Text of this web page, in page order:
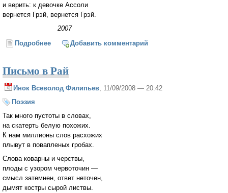
и верить: к девочке Ассоли
вернется Грэй, вернется Грэй.
2007
Подробнее о НесказкаДобавить комментарий
Письмо в Рай
Инок Всеволод Филипьев, 11/09/2008 — 20:42
Поэзия
Так много пустоты в словах,
на скатерть белую похожих.
К нам миллионы слов расхожих
плывут в повапленых гробах.
Слова коварны и черствы,
плоды с узором червоточин —
смысл затемнен, ответ неточен,
дымят костры сырой листвы.